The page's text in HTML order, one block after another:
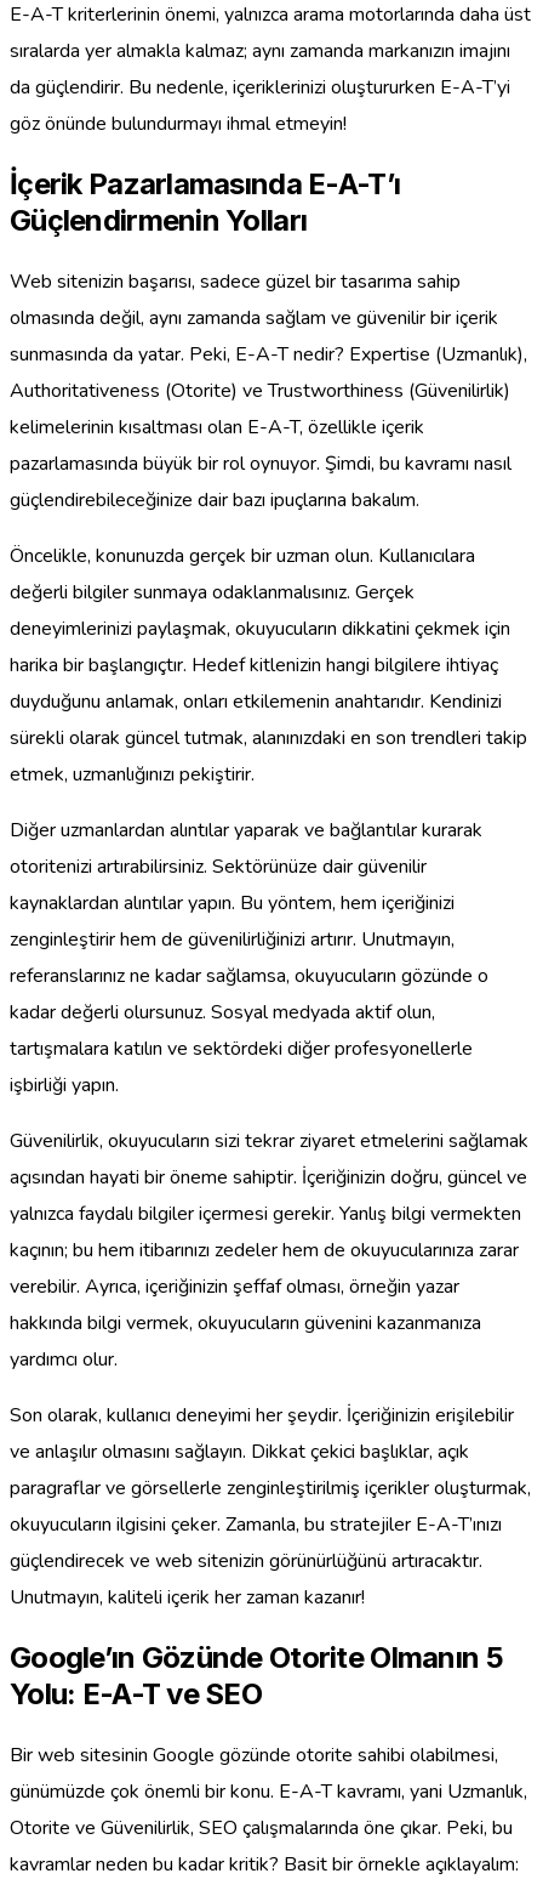
E-A-T kriterlerinin önemi, yalnızca arama motorlarında daha üst
sıralarda yer almakla kalmaz; aynı zamanda markanızın imajını
da güçlendirir. Bu nedenle, içeriklerinizi oluştururken E-A-T’yi
göz önünde bulundurmayı ihmal etmeyin!
İçerik Pazarlamasında E-A-T’ı
Güçlendirmenin Yolları
Web sitenizin başarısı, sadece güzel bir tasarıma sahip
olmasında değil, aynı zamanda sağlam ve güvenilir bir içerik
sunmasında da yatar. Peki, E-A-T nedir? Expertise (Uzmanlık),
Authoritativeness (Otorite) ve Trustworthiness (Güvenilirlik)
kelimelerinin kısaltması olan E-A-T, özellikle içerik
pazarlamasında büyük bir rol oynuyor. Şimdi, bu kavramı nasıl
güçlendirebileceğinize dair bazı ipuçlarına bakalım.
Öncelikle, konunuzda gerçek bir uzman olun. Kullanıcılara
değerli bilgiler sunmaya odaklanmalısınız. Gerçek
deneyimlerinizi paylaşmak, okuyucuların dikkatini çekmek için
harika bir başlangıçtır. Hedef kitlenizin hangi bilgilere ihtiyaç
duyduğunu anlamak, onları etkilemenin anahtarıdır. Kendinizi
sürekli olarak güncel tutmak, alanınızdaki en son trendleri takip
etmek, uzmanlığınızı pekiştirir.
Diğer uzmanlardan alıntılar yaparak ve bağlantılar kurarak
otoritenizi artırabilirsiniz. Sektörünüze dair güvenilir
kaynaklardan alıntılar yapın. Bu yöntem, hem içeriğinizi
zenginleştirir hem de güvenilirliğinizi artırır. Unutmayın,
referanslarınız ne kadar sağlamsa, okuyucuların gözünde o
kadar değerli olursunuz. Sosyal medyada aktif olun,
tartışmalara katılın ve sektördeki diğer profesyonellerle
işbirliği yapın.
Güvenilirlik, okuyucuların sizi tekrar ziyaret etmelerini sağlamak
açısından hayati bir öneme sahiptir. İçeriğinizin doğru, güncel ve
yalnızca faydalı bilgiler içermesi gerekir. Yanlış bilgi vermekten
kaçının; bu hem itibarınızı zedeler hem de okuyucularınıza zarar
verebilir. Ayrıca, içeriğinizin şeffaf olması, örneğin yazar
hakkında bilgi vermek, okuyucuların güvenini kazanmanıza
yardımcı olur.
Son olarak, kullanıcı deneyimi her şeydir. İçeriğinizin erişilebilir
ve anlaşılır olmasını sağlayın. Dikkat çekici başlıklar, açık
paragraflar ve görsellerle zenginleştirilmiş içerikler oluşturmak,
okuyucuların ilgisini çeker. Zamanla, bu stratejiler E-A-T’ınızı
güçlendirecek ve web sitenizin görünürlüğünü artıracaktır.
Unutmayın, kaliteli içerik her zaman kazanır!
Google’ın Gözünde Otorite Olmanın 5
Yolu: E-A-T ve SEO
Bir web sitesinin Google gözünde otorite sahibi olabilmesi,
günümüzde çok önemli bir konu. E-A-T kavramı, yani Uzmanlık,
Otorite ve Güvenilirlik, SEO çalışmalarında öne çıkar. Peki, bu
kavramlar neden bu kadar kritik? Basit bir örnekle açıklayalım: